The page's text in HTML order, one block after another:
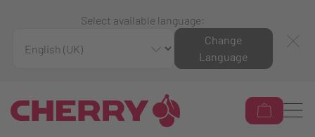
Select available language:
Change
Language